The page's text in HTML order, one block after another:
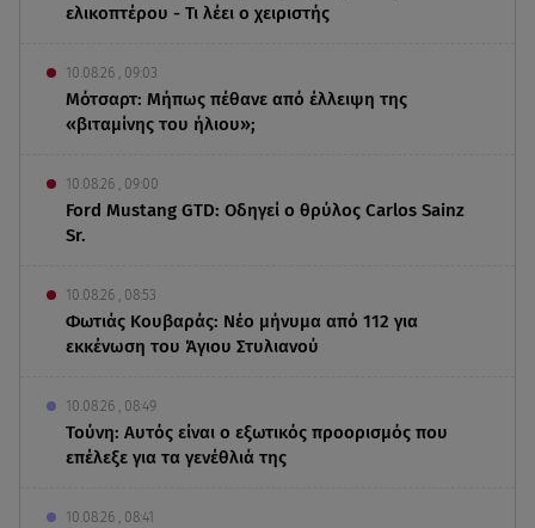
ελικοπτέρου - Τι λέει ο χειριστής
10.08.26 , 09:03
Μότσαρτ: Μήπως πέθανε από έλλειψη της
«βιταμίνης του ήλιου»;
10.08.26 , 09:00
Ford Mustang GTD: Οδηγεί ο θρύλος Carlos Sainz
Sr.
10.08.26 , 08:53
Φωτιάς Κουβαράς: Νέο μήνυμα από 112 για
εκκένωση του Άγιου Στυλιανού
10.08.26 , 08:49
Τούνη: Αυτός είναι ο εξωτικός προορισμός που
επέλεξε για τα γενέθλιά της
10.08.26 , 08:41